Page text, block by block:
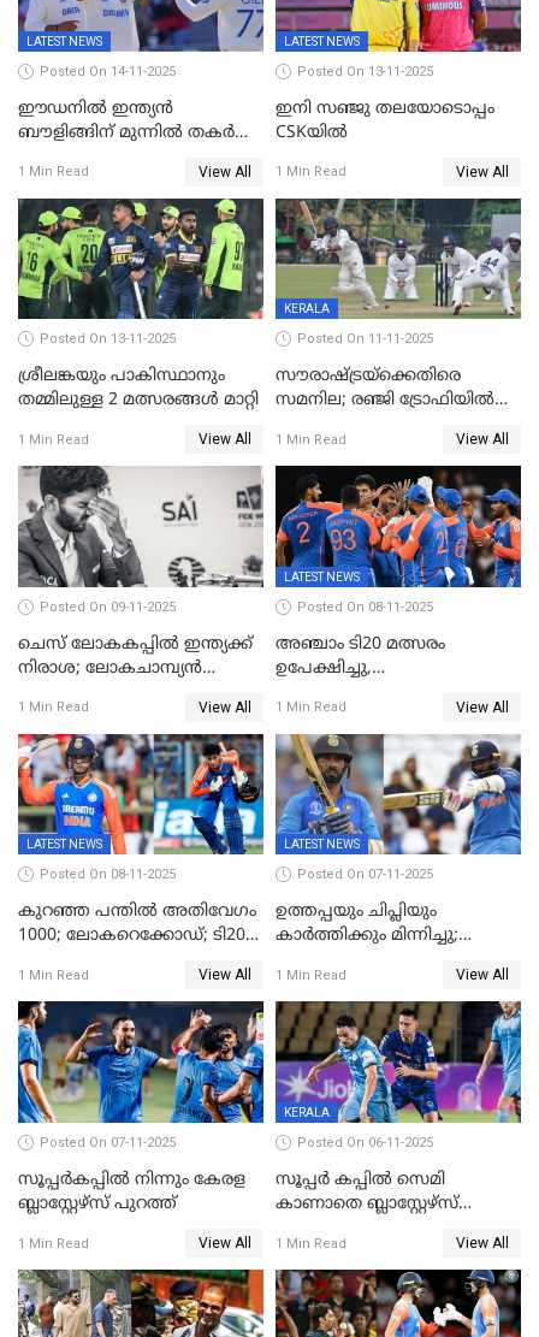
LATEST NEWS
Posted On 14-11-2025
ഈഡനിൽ ഇന്ത്യൻ
ബൗളിങ്ങിന് മുന്നിൽ തകർന്ന്
പുറത്ത്; ബുമ്രയ്ക്ക് അഞ്ച്
വിക്കറ്റ്
1 Min Read View All
LATEST NEWS
Posted On 13-11-2025
ഇനി സഞ്ജു തലയോടൊപ്പം
CSKയിൽ
1 Min Read View All
Posted On 13-11-2025
ശ്രീലങ്കയും പാകിസ്ഥാനും
തമ്മിലുള്ള 2 മത്സരങ്ങള്‍ മാറ്റി
1 Min Read View All
KERALA
Posted On 11-11-2025
സൗരാഷ്ട്രയ്‌ക്കെതിരെ
സമനില; രഞ്ജി ട്രോഫിയിൽ
1 Min Read View All
Posted On 09-11-2025
ചെസ് ലോകകപ്പില്‍ ഇന്ത്യക്ക്
നിരാശ; ലോകചാമ്പ്യന്‍
1 Min Read View All
LATEST NEWS
Posted On 08-11-2025
അഞ്ചാം ടി20 മത്സരം
ഉപേക്ഷിച്ചു,
ജയിച്ച് ഇന്ത്യ
1 Min Read View All
LATEST NEWS
Posted On 08-11-2025
കുറഞ്ഞ പന്തിൽ അതിവേഗം
1000; ലോകറെക്കോഡ്; ടി20
അപൂര്‍വനേട്ടവുമായി
അഭിഷേക് ശർമ
1 Min Read View All
LATEST NEWS
Posted On 07-11-2025
ഉത്തപ്പയും ചിപ്ലിയും
കാർത്തിക്കും മിന്നിച്ചു;
ഇന്ത്യ; ഹോങ്കോങ് സിക്സസ്
ക്രിക്കറ്റ് ടൂർണമെന്റിൽ ജയം
1 Min Read View All
Posted On 07-11-2025
സൂപ്പര്‍കപ്പില്‍ നിന്നും കേരള
ബ്ലാസ്റ്റേഴ്‌സ് പുറത്ത്
1 Min Read View All
KERALA
Posted On 06-11-2025
സൂപ്പർ കപ്പിൽ സെമി
കാണാതെ ബ്ലാസ്റ്റേഴ്സ്
1 Min Read View All